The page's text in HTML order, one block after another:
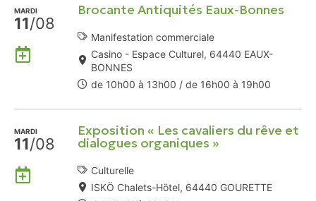
MARDI
11/08
Brocante Antiquités Eaux-Bonnes
Manifestation commerciale
Casino - Espace Culturel, 64440 EAUX-
BONNES
de 10h00 à 13h00 / de 16h00 à 19h00
Ajouter
Agenda
Google
MARDI
11/08
Exposition « Les cavaliers du rêve et
dialogues organiques »
Culturelle
ISKÖ Chalets-Hötel, 64440 GOURETTE
Ajouter